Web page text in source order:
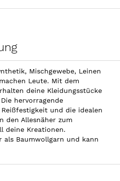
Mischgewebe, Leinen
Leute. Mit dem
deine Kleidungsstücke
hervorragende
und die idealen
den Allesnäher zum
deine Kreationen.
als Baumwollgarn und kann